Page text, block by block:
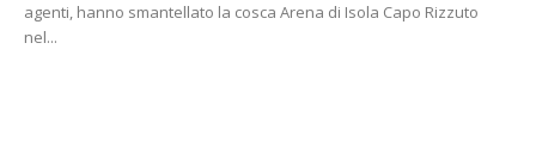
agenti, hanno smantellato la cosca Arena di Isola Capo Rizzuto
nel...